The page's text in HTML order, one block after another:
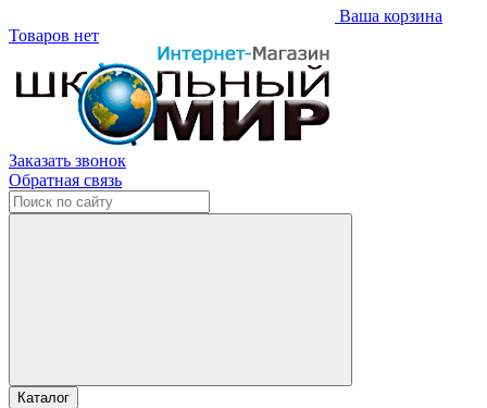
Ваша корзина
Товаров нет
Заказать звонок
Обратная связь
Каталог